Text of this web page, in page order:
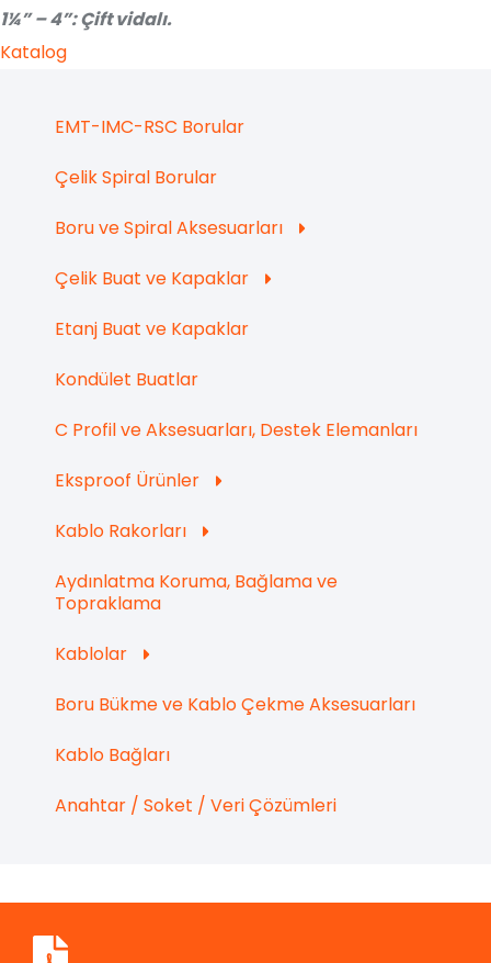
EMT-IMC-RSC Borular
Çelik Spiral Borular
Boru ve Spiral Aksesuarları
Çelik Buat ve Kapaklar
Etanj Buat ve Kapaklar
Kondület Buatlar
C Profil ve Aksesuarları, Destek Elemanları
Eksproof Ürünler
Kablo Rakorları
Aydınlatma Koruma, Bağlama ve
Topraklama
Kablolar
Boru Bükme ve Kablo Çekme Aksesuarları
Kablo Bağları
Anahtar / Soket / Veri Çözümleri
1¼” – 4”: Çift vidalı.
Katalog